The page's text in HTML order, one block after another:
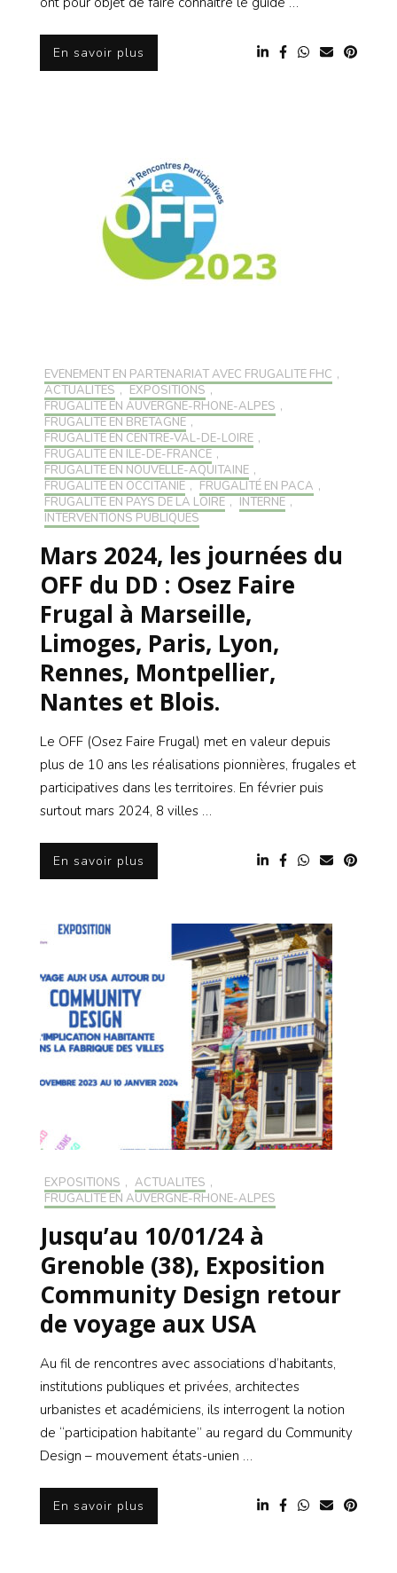
En savoir plus
EVÉNEMENT EN PARTENARIAT AVEC FRUGALITÉ FHC ,
ACTUALITÉS , EXPOSITIONS ,
FRUGALITÉ EN AUVERGNE-RHONE-ALPES ,
FRUGALITÉ EN BRETAGNE ,
FRUGALITÉ EN CENTRE-VAL-DE-LOIRE ,
FRUGALITÉ EN ILE-DE-FRANCE ,
FRUGALITÉ EN NOUVELLE-AQUITAINE ,
FRUGALITÉ EN OCCITANIE , FRUGALITÉ EN PACA ,
FRUGALITÉ EN PAYS DE LA LOIRE , INTERNE ,
INTERVENTIONS PUBLIQUES
Mars 2024, les journées du
OFF du DD : Osez Faire
Frugal à Marseille,
Limoges, Paris, Lyon,
Rennes, Montpellier,
Nantes et Blois.
Le OFF (Osez Faire Frugal) met en valeur depuis
plus de 10 ans les réalisations pionnières, frugales et
participatives dans les territoires. En février puis
surtout mars 2024, 8 villes …
En savoir plus
EXPOSITIONS , ACTUALITÉS ,
FRUGALITÉ EN AUVERGNE-RHONE-ALPES
Jusqu’au 10/01/24 à
Grenoble (38), Exposition
Community Design retour
de voyage aux USA
Au fil de rencontres avec associations d’habitants,
institutions publiques et privées, architectes
urbanistes et académiciens, ils interrogent la notion
de “participation habitante” au regard du Community
Design – mouvement états-unien …
En savoir plus